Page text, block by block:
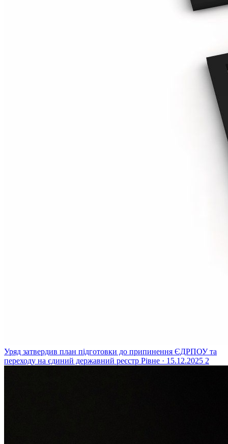
Уряд затвердив план підготовки до припинення ЄДРПОУ та
переходу на єдиний державний реєстр Рівне · 15.12.2025 2